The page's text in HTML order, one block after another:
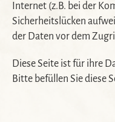
Internet (z.B. bei der
Sicherheitslücken
der Daten vor dem
Diese Seite ist für ihre
Bitte befüllen Sie diese